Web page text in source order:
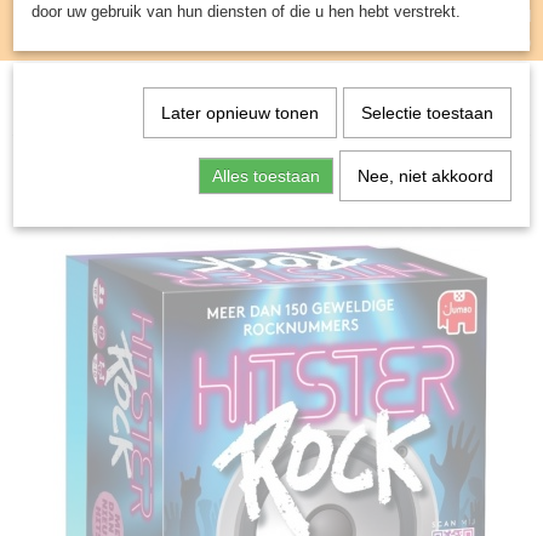
Inloggen Registreren
UW WINKELWAGEN
(0)
Spellen & Puzzels> Hitster Rock - Uitbreiding
door uw gebruik van hun diensten of die u hen hebt verstrekt.
Later opnieuw tonen Selectie toestaan
Alles toestaan Nee, niet akkoord